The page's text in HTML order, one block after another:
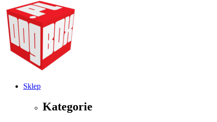
Sklep
Kategorie